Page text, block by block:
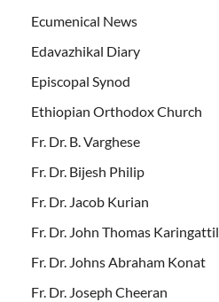
Ecumenical News
Edavazhikal Diary
Episcopal Synod
Ethiopian Orthodox Church
Fr. Dr. B. Varghese
Fr. Dr. Bijesh Philip
Fr. Dr. Jacob Kurian
Fr. Dr. John Thomas Karingattil
Fr. Dr. Johns Abraham Konat
Fr. Dr. Joseph Cheeran